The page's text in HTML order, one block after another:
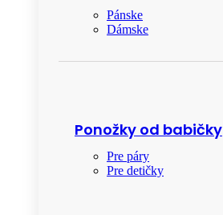
Pánske
Dámske
Ponožky od babičky
Pre páry
Pre detičky